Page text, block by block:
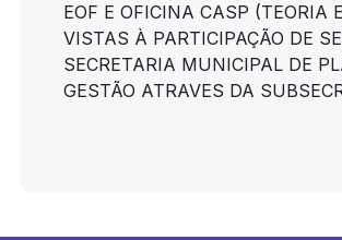
EOF E OFICINA CASP (TEORIA
VISTAS À PARTICIPAÇÃO DE
SECRETARIA MUNICIPAL DE
GESTÃO ATRAVES DA